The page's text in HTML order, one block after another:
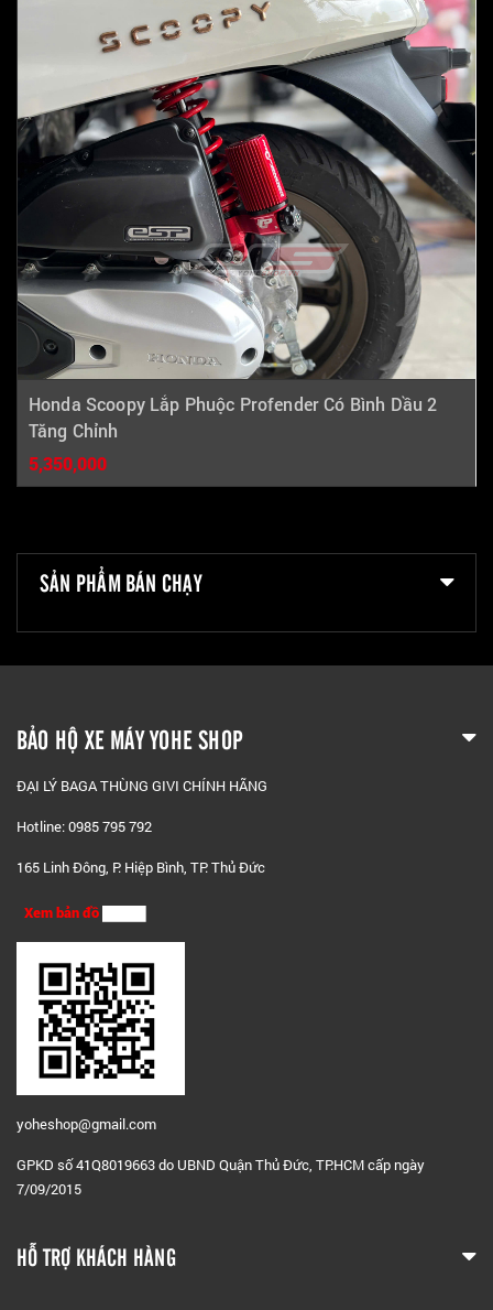
Honda Scoopy Lắp Phuộc Profender Có Bình Dầu 2
Tăng Chỉnh
5,350,000
SẢN PHẨM BÁN CHẠY
BẢO HỘ XE MÁY YOHE SHOP
ĐẠI LÝ BAGA THÙNG GIVI CHÍNH HÃNG
Hotline: 0985 795 792
165 Linh Đông, P. Hiệp Bình, TP. Thủ Đức
Xem bản đồ
yoheshop@gmail.com
GPKD số 41Q8019663 do UBND Quận Thủ Đức, TP.HCM cấp ngày
7/09/2015
HỖ TRỢ KHÁCH HÀNG